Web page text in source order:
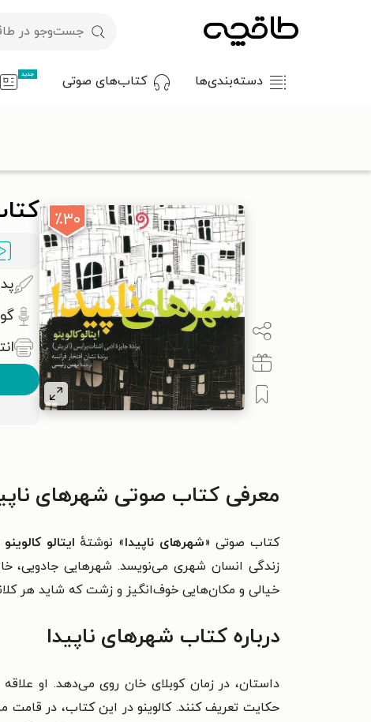
دسته‌بندی‌ها کتاب‌های صوتی جدید
٪۳۰
معرفی کتاب صوتی شهرهای
کتاب صوتی «شهرهای ناپیدا» نوشتهٔ ایتالو کالوینو
زندگى انسان شهرى مى‌نویسد. شهرهایى جادویى،
خیالى و مکان‌هایى خوف‌انگیز و زشت که شاید هر
درباره کتاب شهرهای ناپیدا
داستان، در زمان کوبلای خان روی می‌دهد. او
حکایت تعریف کنند.کالوینو در این کتاب، در